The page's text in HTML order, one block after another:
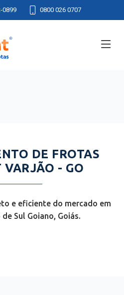
0899 0800 026 0707
DE FROTAS
VARJÃO - GO
e eficiente do mercado em
Sul Goiano, Goiás.